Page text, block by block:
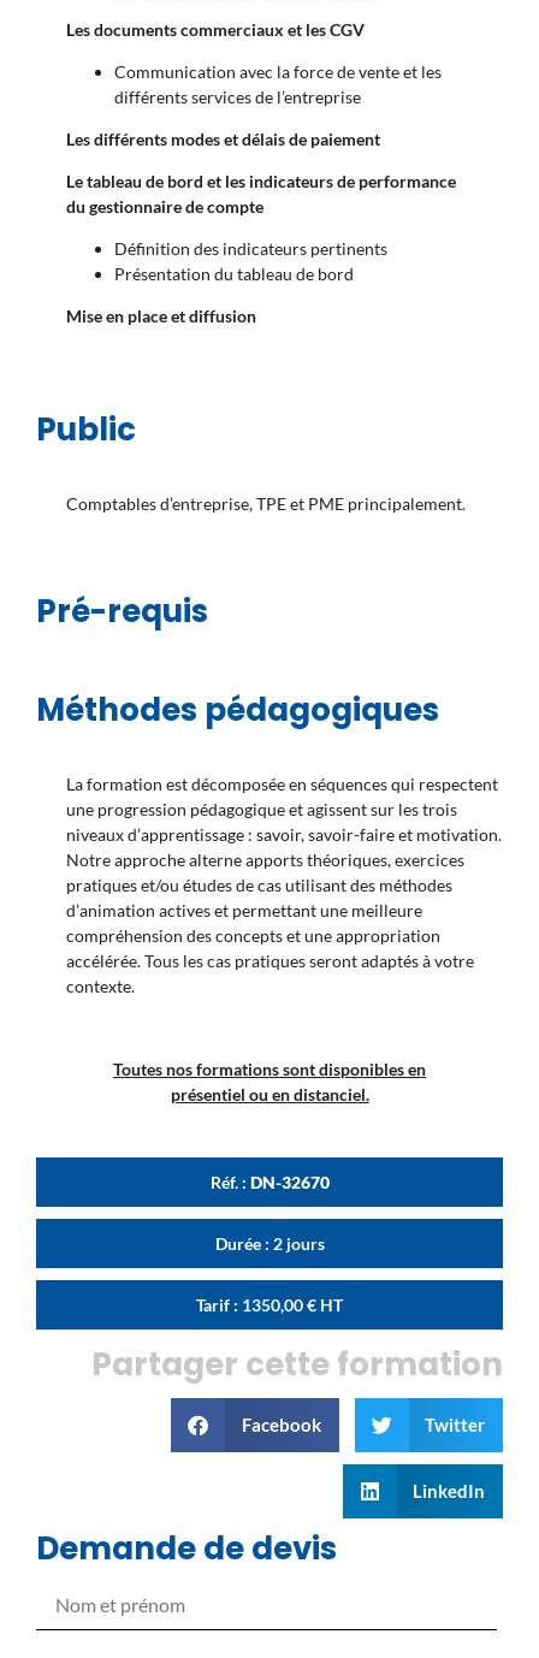
Les documents commerciaux et les CGV
Communication avec la force de vente et les
différents services de l’entreprise
Les différents modes et délais de paiement
Le tableau de bord et les indicateurs de performance
du gestionnaire de compte
Définition des indicateurs pertinents
Présentation du tableau de bord
Mise en place et diffusion
Public
Comptables d’entreprise, TPE et PME principalement.
Pré-requis
Méthodes pédagogiques
La formation est décomposée en séquences qui respectent
une progression pédagogique et agissent sur les trois
niveaux d’apprentissage : savoir, savoir-faire et motivation.
Notre approche alterne apports théoriques, exercices
pratiques et/ou études de cas utilisant des méthodes
d’animation actives et permettant une meilleure
compréhension des concepts et une appropriation
accélérée. Tous les cas pratiques seront adaptés à votre
contexte.
Toutes nos formations sont disponibles en
présentiel ou en distanciel.
Réf. : DN-32670
Durée : 2 jours
Tarif : 1350,00€ HT
Partager cette formation
Facebook Twitter
LinkedIn
Demande de devis